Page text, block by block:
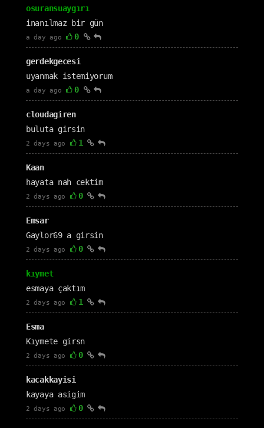
osuransuaygırı
inanılmaz bir gün
a day ago 0
gerdekgecesi
uyanmak istemiyorum
a day ago 0
cloudagiren
buluta girsin
2 days ago 1
Kaan
hayata nah cektim
2 days ago 0
Emsar
Gaylor69 a girsin
2 days ago 0
kıymet
esmaya çaktım
2 days ago 1
Esma
Kıymete girsn
2 days ago 0
kacakkayisi
kayaya asigim
2 days ago 0